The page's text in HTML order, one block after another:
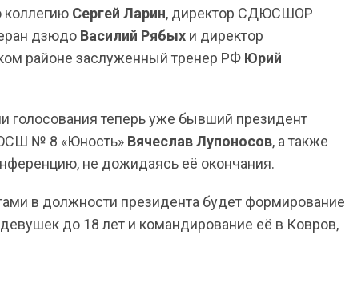
коллегию Сергей Ларин, директор СДЮСШОР
дзюдо Василий Рябых и директор
районе заслуженный тренер РФ Юрий
голосования теперь уже бывший президент
№ 8 «Юность» Вячеслав Лупоносов, а также
не дожидаясь её окончания.
в должности президента будет формирование
до 18 лет и командирование её в Ковров,